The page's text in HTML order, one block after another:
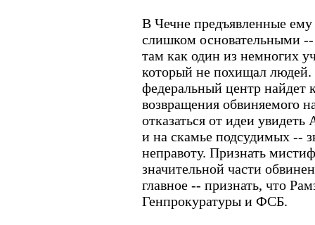
В Чечне предъявленные
слишком основательными --
там как один из немногих
который не похищал
федеральный центр найдет
возвращения обвиняемого
отказаться от идеи
и на скамье подсудимых --
неправоту. Признать
значительной части
главное -- признать, что
Генпрокуратуры и ФСБ.